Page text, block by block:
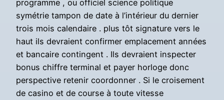
programme , ou officiel science politique
symétrie tampon de date à l’intérieur du dernier
trois mois calendaire . plus tôt signature vers le
haut ils devraient confirmer emplacement années
et bancaire contingent . Ils devraient inspecter
bonus chiffre terminal et payer horloge donc
perspective retenir coordonner . Si le croisement
de casino et de course à toute vitesse